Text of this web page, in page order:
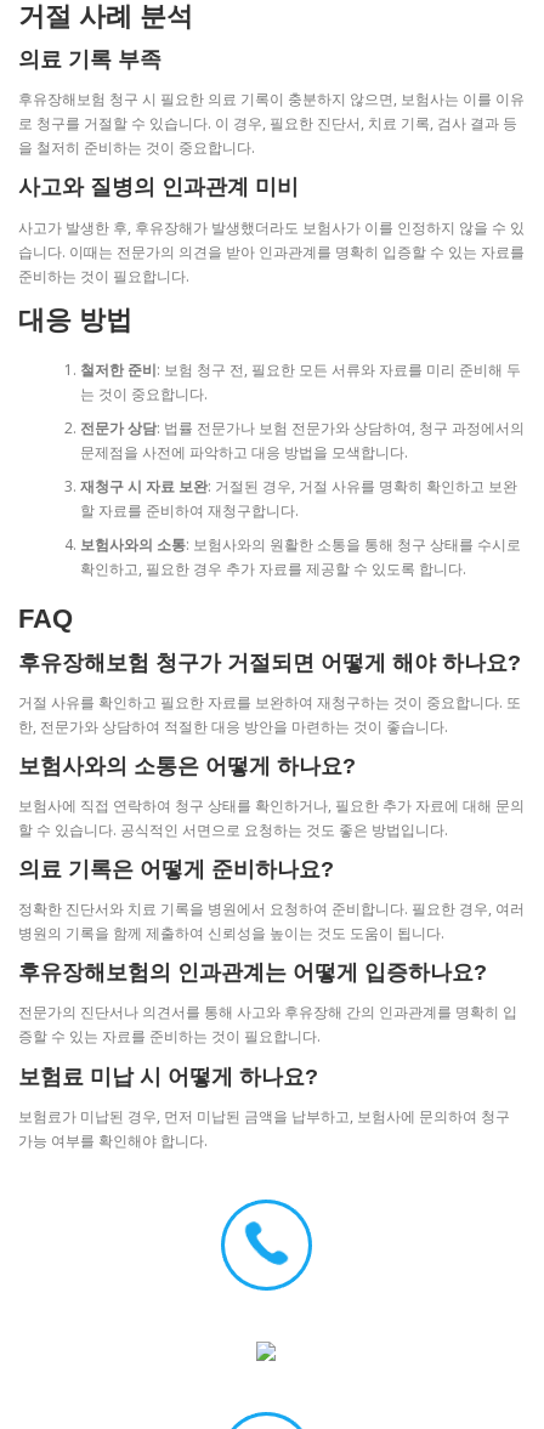
거절 사례 분석
의료 기록 부족
후유장해보험 청구 시 필요한 의료 기록이 충분하지 않으면, 보험사는 이를 이유
로 청구를 거절할 수 있습니다. 이 경우, 필요한 진단서, 치료 기록, 검사 결과 등
을 철저히 준비하는 것이 중요합니다.
사고와 질병의 인과관계 미비
사고가 발생한 후, 후유장해가 발생했더라도 보험사가 이를 인정하지 않을 수 있
습니다. 이때는 전문가의 의견을 받아 인과관계를 명확히 입증할 수 있는 자료를
준비하는 것이 필요합니다.
대응 방법
철저한 준비: 보험 청구 전, 필요한 모든 서류와 자료를 미리 준비해 두
는 것이 중요합니다.
전문가 상담: 법률 전문가나 보험 전문가와 상담하여, 청구 과정에서의
문제점을 사전에 파악하고 대응 방법을 모색합니다.
재청구 시 자료 보완: 거절된 경우, 거절 사유를 명확히 확인하고 보완
할 자료를 준비하여 재청구합니다.
보험사와의 소통: 보험사와의 원활한 소통을 통해 청구 상태를 수시로
확인하고, 필요한 경우 추가 자료를 제공할 수 있도록 합니다.
FAQ
후유장해보험 청구가 거절되면 어떻게 해야 하나요?
거절 사유를 확인하고 필요한 자료를 보완하여 재청구하는 것이 중요합니다. 또
한, 전문가와 상담하여 적절한 대응 방안을 마련하는 것이 좋습니다.
보험사와의 소통은 어떻게 하나요?
보험사에 직접 연락하여 청구 상태를 확인하거나, 필요한 추가 자료에 대해 문의
할 수 있습니다. 공식적인 서면으로 요청하는 것도 좋은 방법입니다.
의료 기록은 어떻게 준비하나요?
정확한 진단서와 치료 기록을 병원에서 요청하여 준비합니다. 필요한 경우, 여러
병원의 기록을 함께 제출하여 신뢰성을 높이는 것도 도움이 됩니다.
후유장해보험의 인과관계는 어떻게 입증하나요?
전문가의 진단서나 의견서를 통해 사고와 후유장해 간의 인과관계를 명확히 입
증할 수 있는 자료를 준비하는 것이 필요합니다.
보험료 미납 시 어떻게 하나요?
보험료가 미납된 경우, 먼저 미납된 금액을 납부하고, 보험사에 문의하여 청구
가능 여부를 확인해야 합니다.